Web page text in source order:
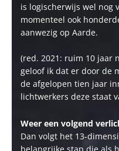
is logischerwijs wel nog
momenteel ook
aanwezig op Aarde.
(red. 2021: ruim 10 jaar
geloof ik dat er door de
de afgelopen tien jaar
lichtwerkers deze staat
Weer een volgend
Dan volgt het 13-